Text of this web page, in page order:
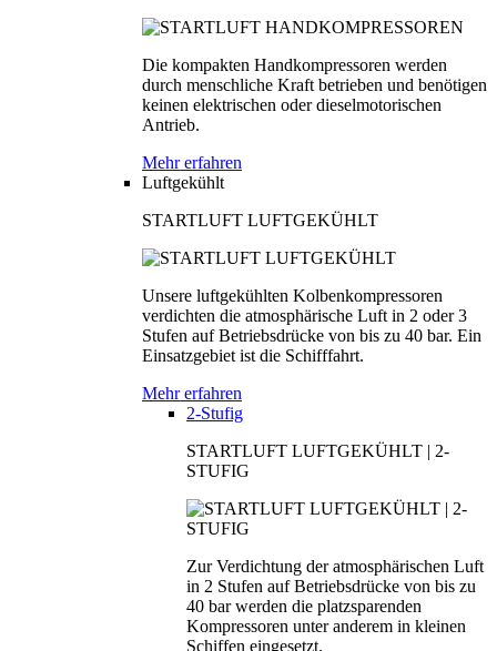
Die kompakten Handkompressoren werden
durch menschliche Kraft betrieben und benötigen
keinen elektrischen oder dieselmotorischen
Antrieb.
Mehr erfahren
Luftgekühlt
STARTLUFT LUFTGEKÜHLT
Unsere luftgekühlten Kolbenkompressoren
verdichten die atmosphärische Luft in 2 oder 3
Stufen auf Betriebsdrücke von bis zu 40 bar. Ein
Einsatzgebiet ist die Schifffahrt.
Mehr erfahren
2-Stufig
STARTLUFT LUFTGEKÜHLT | 2-
STUFIG
Zur Verdichtung der atmosphärischen Luft
in 2 Stufen auf Betriebsdrücke von bis zu
40 bar werden die platzsparenden
Kompressoren unter anderem in kleinen
Schiffen eingesetzt.